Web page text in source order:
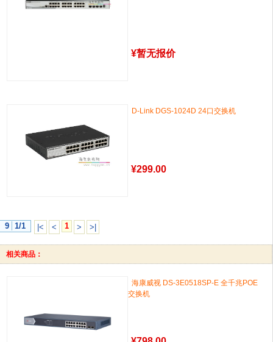
¥暂无报价
D-Link DGS-1024D 24口交换机
¥299.00
9 1/1 |< < 1 > >|
相关商品：
海康威视 DS-3E0518SP-E 全千兆POE
交换机